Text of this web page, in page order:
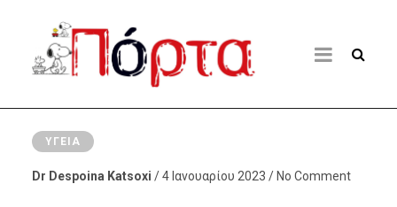
ΥΓΕΊΑ
Dr Despoina Katsoxi / 4 Ιανουαρίου 2023 / No Comment